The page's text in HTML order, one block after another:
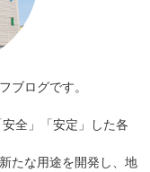
ブログです。
全」「安定」した各
たな用途を開発し、地